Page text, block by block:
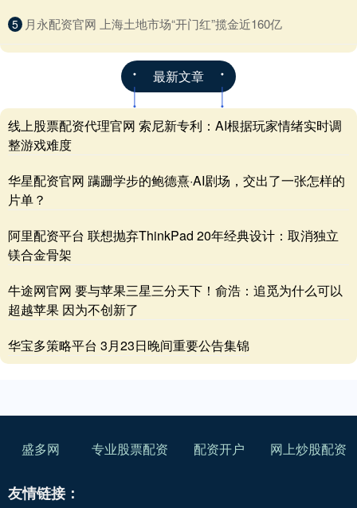
5 ​月永配资官网 上海土地市场“开门红”揽金近160亿
最新文章
线上股票配资代理官网 索尼新专利：AI根据玩家情绪实时调
整游戏难度
华星配资官网 蹒跚学步的鲍德熹·AI剧场，交出了一张怎样的
片单？
阿里配资平台 联想抛弃ThinkPad 20年经典设计：取消独立
镁合金骨架
牛途网官网 要与苹果三星三分天下！俞浩：追觅为什么可以
超越苹果 因为不创新了
华宝多策略平台 3月23日晚间重要公告集锦
盛多网 专业股票配资 配资开户 网上炒股配资
友情链接：